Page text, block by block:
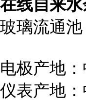
在线自来
玻璃流通池
电极产地
仪表产地